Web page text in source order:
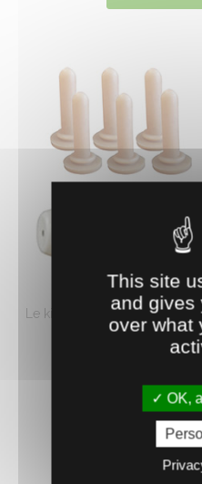
KIT DÉMARRAGE
Le kit complet d'accessoires
machine
This site
and gives
over what
OK,